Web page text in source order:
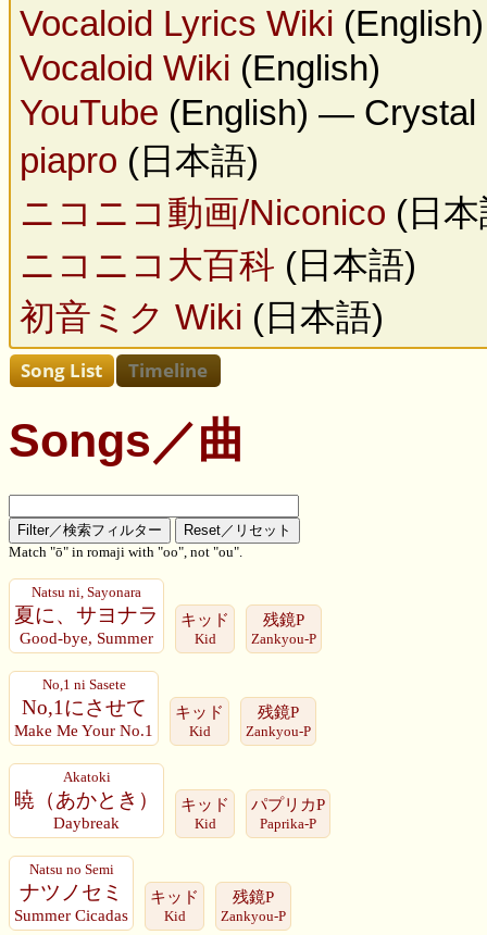
Vocaloid Lyrics Wiki (English)
Vocaloid Wiki (English)
YouTube (English) — Crystal
piapro (日本語)
ニコニコ動画/Niconico (日
ニコニコ大百科 (日本語)
初音ミク Wiki (日本語)
Songs／曲
Match "ō" in romaji with "oo", not "ou".
Natsu ni, Sayonara
夏に、サヨナラ
Good-bye, Summer
キッド
Kid
残鏡P
Zankyou-P
No,1 ni Sasete
No,1にさせて
Make Me Your No.1
キッド
Kid
残鏡P
Zankyou-P
Akatoki
暁（あかとき）
Daybreak
キッド
Kid
パプリカP
Paprika-P
Natsu no Semi
ナツノセミ
Summer Cicadas
キッド
Kid
残鏡P
Zankyou-P